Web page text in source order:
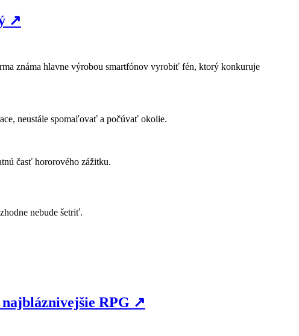
↗
známa hlavne výrobou smartfónov vyrobiť fén, ktorý konkuruje
neustále spomaľovať a počúvať okolie.
časť hororového zážitku.
nebude šetriť.
RPG ↗